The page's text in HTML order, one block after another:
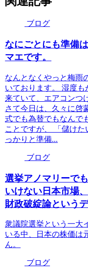
ブログ
なにごとにも準備
マエです。
なんとなくやっと梅雨
いております。 湿度も
来ていて、エアコンつ
さて今日は、久々に啓
式でも為替でもなんで
ことですが、 「儲けた
っかりと準備...
ブログ
選挙アノマリーで
いけない日本市場
財政破綻論という
衆議院選挙という一大
いる中、日本の株価は
ん。
ブログ